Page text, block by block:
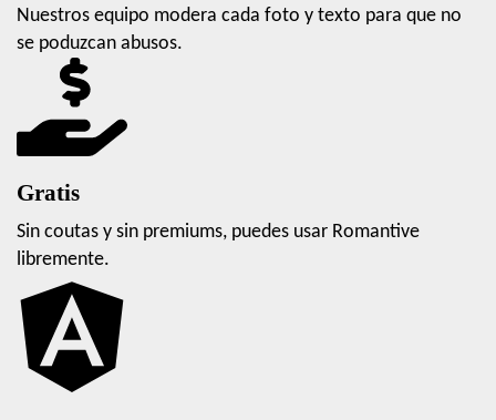
Nuestros equipo modera cada foto y texto para que no
se poduzcan abusos.
Gratis
Sin coutas y sin premiums, puedes usar Romantive
libremente.